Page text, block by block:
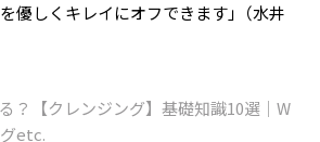
優しくキレイにオフできます｣（水井
？【クレンジング】基礎知識10選｜W
etc.